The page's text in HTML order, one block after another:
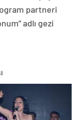
partneri
adlı gezi